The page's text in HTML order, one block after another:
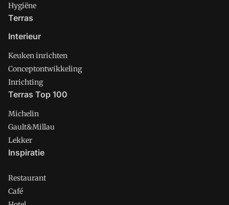
Hygiëne
Terras
Interieur
Keuken inrichten
Conceptontwikkeling
Inrichting
Terras Top 100
Michelin
Gault&Millau
Lekker
Inspiratie
Restaurant
Café